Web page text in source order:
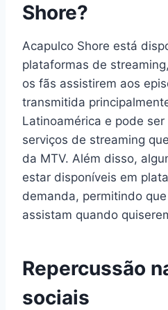
Shore?
Acapulco Shore está
plataformas de
os fãs assistirem aos
transmitida
Latinoamérica e pode
serviços de streaming
da MTV. Além disso,
estar disponíveis em
demanda, permitindo
assistam quando
Repercussão
sociais